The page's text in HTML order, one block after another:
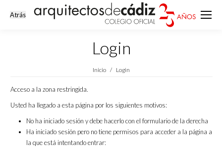
Login
Estás aquí:
Inicio Login
Acceso a la zona restringida.
Usted ha llegado a esta página por los siguientes motivos:
No ha iniciado sesión y debe hacerlo con el formulario de la derecha
Ha iniciado sesión pero no tiene permisos para acceder a la página a
la que está intentando entrar: